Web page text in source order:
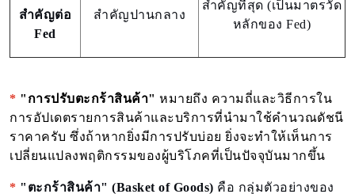
สำคัญต่อ
Fed
สำคัญปานกลาง
สำคัญที่สุด (เป็นมาตรวัด
หลักของ Fed)
* "การปรับตะกร้าสินค้า" หมายถึง ความถี่และวิธีการใน
การอัปเดตรายการสินค้าและบริการที่นำมาใช้คำนวณดัชนี
ราคาครับ ซึ่งถ้าหากยิ่งมีการปรับบ่อย ยิ่งจะทำให้เห็นการ
เปลี่ยนแปลงพฤติกรรมของผู้บริโภคที่เป็นปัจจุบันมากขึ้น
* "ตะกร้าสินค้า" (Basket of Goods) คือ กลุ่มตัวอย่างของ